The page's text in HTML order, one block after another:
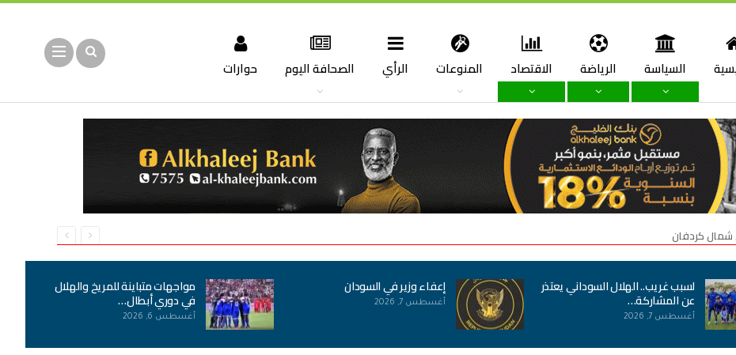
السياسة الرياضة الاقتصاد المنوعات الرأي الصحافة اليوم حوارات
شمال كردفان
لسبب غريب.. الهلال السوداني يعتذر
عن المشاركة…
أغسطس 7, 2026
إعفاء وزير في السودان
أغسطس 7, 2026
مواجهات متباينة للمريخ والهلال
في دوري أبطال…
أغسطس 6, 2026